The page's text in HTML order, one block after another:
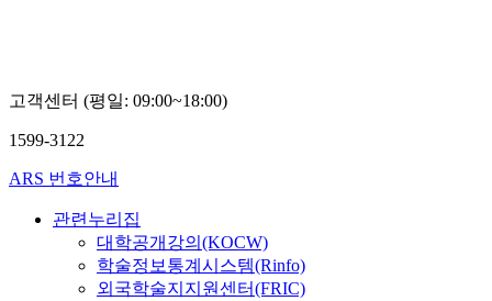
고객센터 (평일: 09:00~18:00)
1599-3122
ARS 번호안내
관련누리집
대학공개강의(KOCW)
학술정보통계시스템(Rinfo)
외국학술지지원센터(FRIC)